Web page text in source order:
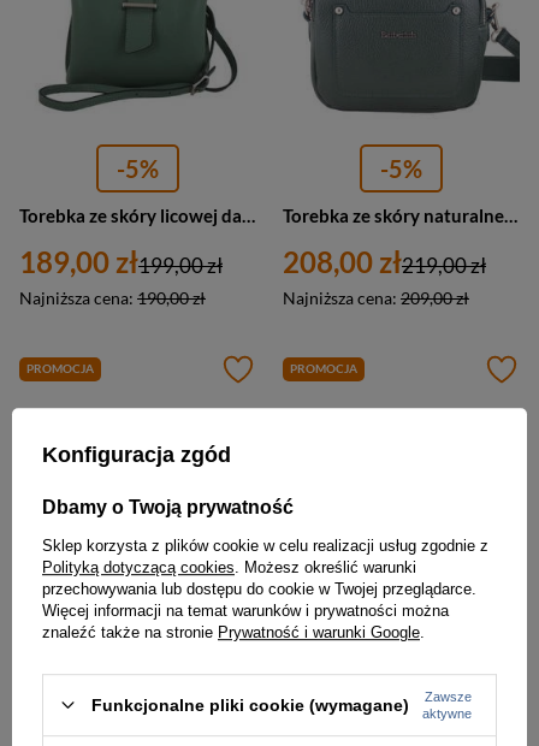
-5%
Torebka ze skóry licowej damska Barberinis 738-38 listonoszka wizytowa mała zielona
189,00 zł
Najniższa cena: 190,00 zł
199,00 zł
-5%
Torebka ze skóry naturalnej damska Barberini's 707-42 listonoszka mała ciemnozielona
208,00 zł
Najniższa cena: 209,00 zł
219,00 zł
PROMOCJA
-5%
Torebka skórzana zamszowa damska Barberini's 885/1-42 listonoszka croco mała ciemnozielona
256,00 zł269,00 zł
PROMOCJA
-5%
275,00 zł289,00 zł
Konfiguracja zgód
Dbamy o Twoją prywatność
Sklep korzysta z plików cookie w celu realizacji usług zgodnie z
Polityką dotyczącą cookies . Możesz określić warunki
przechowywania lub dostępu do cookie w Twojej przeglądarce.
Więcej informacji na temat warunków i prywatności można
znaleźć także na stronie Prywatność i warunki Google
Funkcjonalne pliki cookie (wymagane)
Zawsze
aktywne